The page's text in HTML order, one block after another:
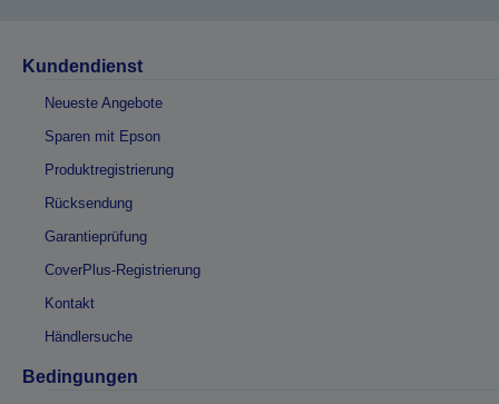
Kundendienst
Neueste Angebote
Sparen mit Epson
Produktregistrierung
Rücksendung
Garantieprüfung
CoverPlus-Registrierung
Kontakt
Händlersuche
Bedingungen